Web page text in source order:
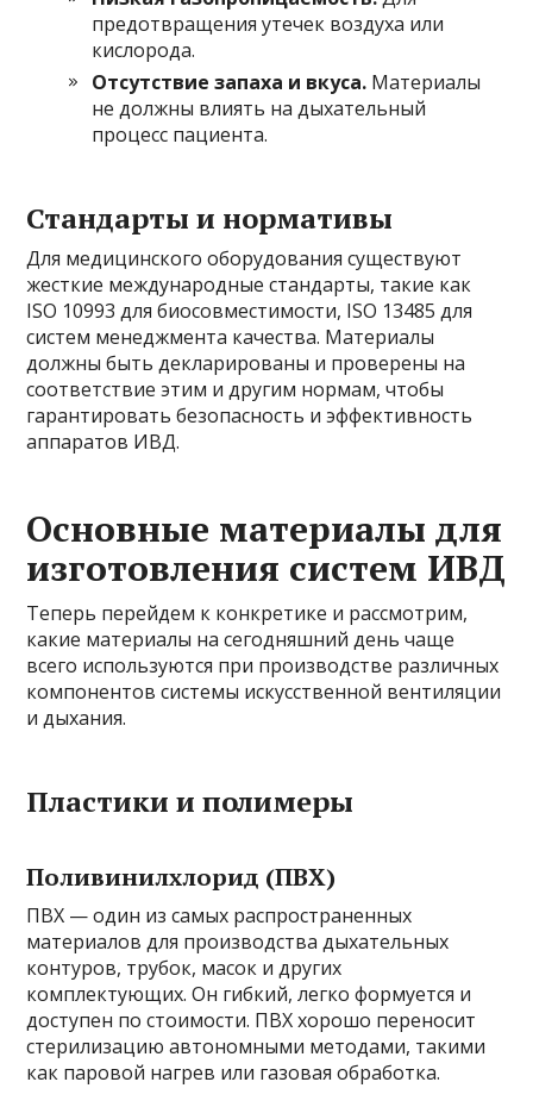
предотвращения утечек воздуха или
кислорода.
Отсутствие запаха и вкуса. Материалы
не должны влиять на дыхательный
процесс пациента.
Стандарты и нормативы
Для медицинского оборудования существуют
жесткие международные стандарты, такие как
ISO 10993 для биосовместимости, ISO 13485 для
систем менеджмента качества. Материалы
должны быть декларированы и проверены на
соответствие этим и другим нормам, чтобы
гарантировать безопасность и эффективность
аппаратов ИВД.
Основные материалы для
изготовления систем ИВД
Теперь перейдем к конкретике и рассмотрим,
какие материалы на сегодняшний день чаще
всего используются при производстве различных
компонентов системы искусственной вентиляции
и дыхания.
Пластики и полимеры
Поливинилхлорид (ПВХ)
ПВХ — один из самых распространенных
материалов для производства дыхательных
контуров, трубок, масок и других
комплектующих. Он гибкий, легко формуется и
доступен по стоимости. ПВХ хорошо переносит
стерилизацию автономными методами, такими
как паровой нагрев или газовая обработка.